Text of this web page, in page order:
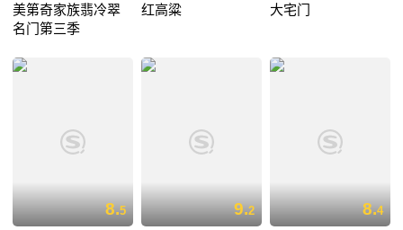
美第奇家族翡冷翠
名门第三季
红高粱 大宅门
8.5 9.2 8.4